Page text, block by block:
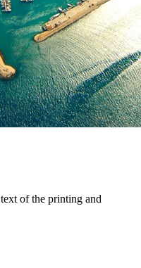
of the printing and